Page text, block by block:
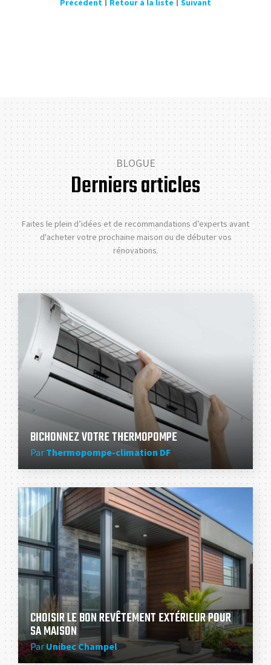
Précédent Retour à la liste Suivant
BLOGUE
Derniers articles
Faites le plein d’idées et de recommandations d’experts avant
d'acheter votre prochaine maison ou de débuter vos
rénovations.
BICHONNEZ VOTRE THERMOPOMPE
Par Thermopompe-climation DF
CHOISIR LE BON REVÊTEMENT EXTÉRIEUR POUR
SA MAISON
ParUnibec Champel